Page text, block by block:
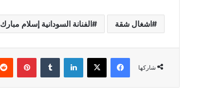
اشغال شقة الفنانة السودانية إسلام مبارك
شاركها
فيسبوك لينكدإن بينتيريست